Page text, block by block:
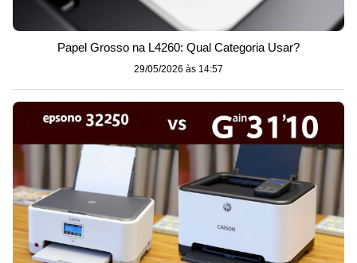
Papel Grosso na L4260: Qual Categoria Usar?
29/05/2026 às 14:57